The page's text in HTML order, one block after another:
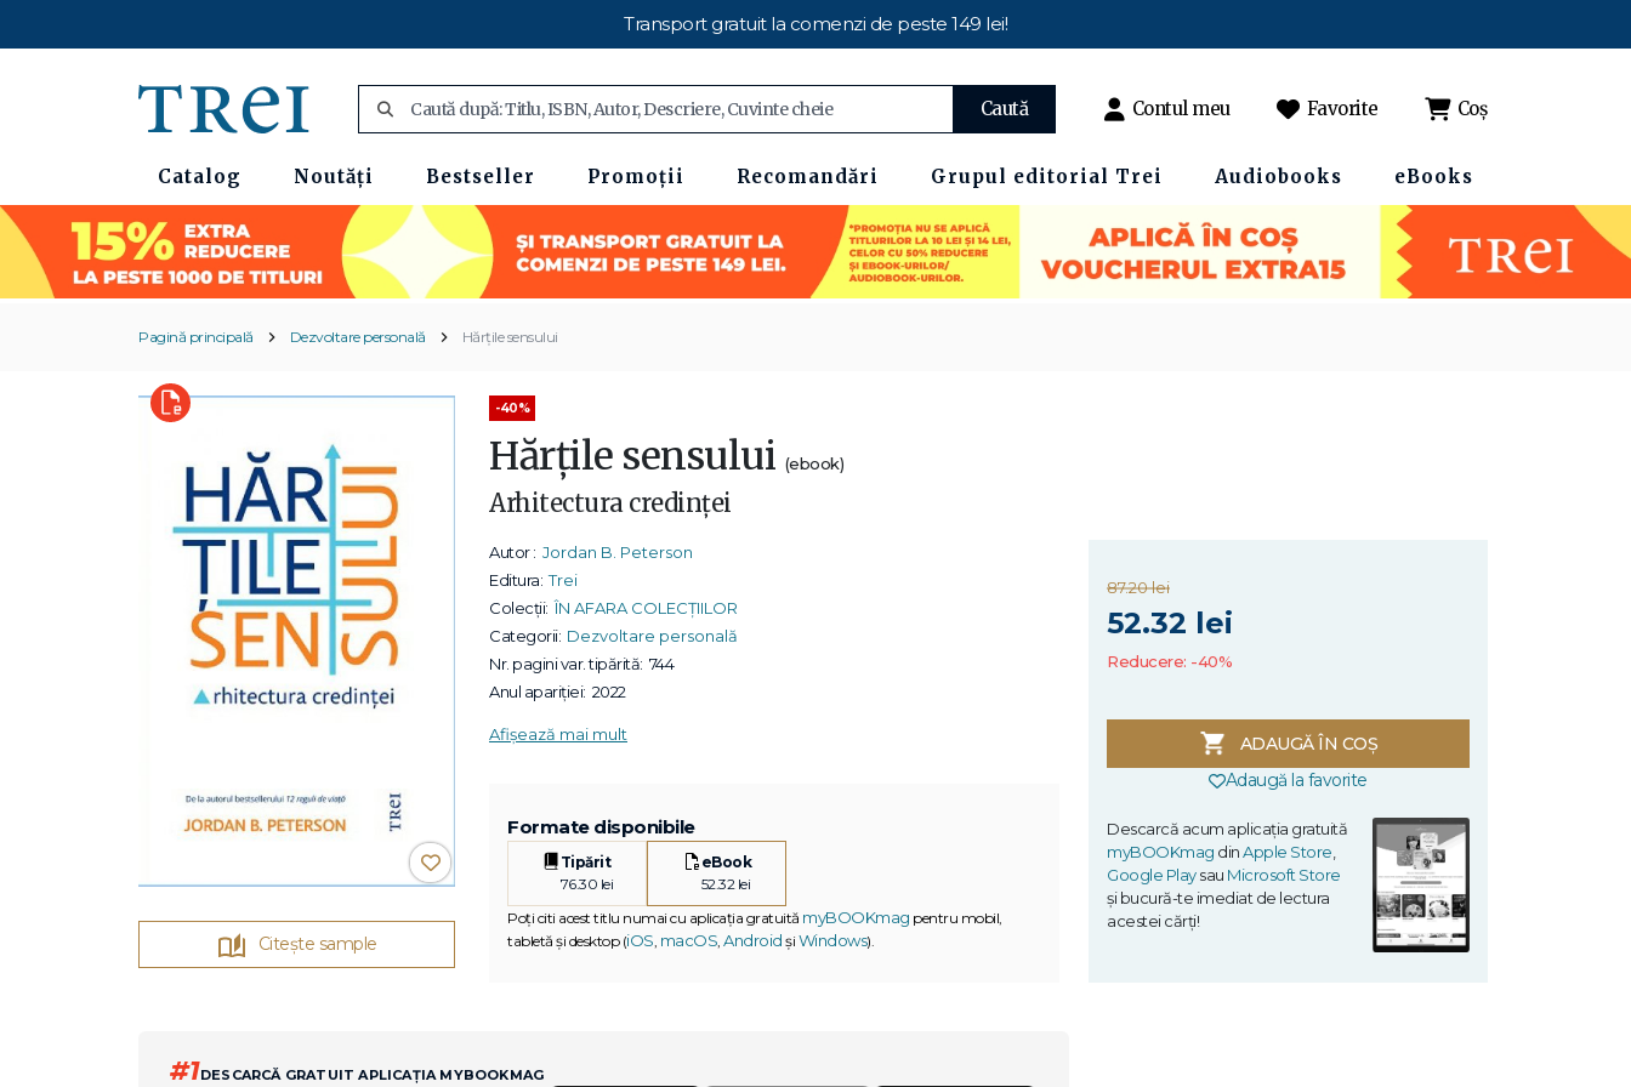
Transport gratuit la comenzi de peste 149 lei!
Caută Contul meu Favorite Coș
Catalog Noutăți Bestseller Promoții Recomandări Grupul editorial Trei Audiobooks eBooks
Pagină principală Dezvoltare personală Hărțile sensului
Citește sample
-40%
Hărțile sensului (ebook)
Arhitectura credinței
Autor : Jordan B. Peterson
Editura: Trei
Colecții: ÎN AFARA COLECȚIILOR
Categorii: Dezvoltare personală
Nr. pagini var. tipărită: 744
Anul apariției: 2022
Afișează mai mult
Formate disponibile
Tipărit
76.30 lei
eBook
52.32 lei
Poți citi acest titlu numai cu aplicația gratuită myBOOKmag pentru mobil,
tabletă și desktop (iOS macOS Android și Windows).
87.20 lei
52.32 lei
Reducere: -40%
ADAUGĂ ÎN COȘ
Adaugă la favorite
Descarcă acum aplicația gratuită
myBOOKmag dinApple Store
Google Playsau Microsoft Store
și bucură-te imediat de lectura
acestei cărți!
#1DESCARCĂ GRATUIT APLICAȚIA MYBOOKMAG